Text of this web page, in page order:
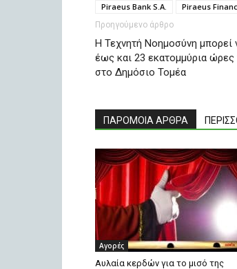
Piraeus Bank S.A.
Piraeus
Προηγούμενο άρθρο
Η Τεχνητή Νοημοσύνη μπορεί
έως και 23 εκατομμύρια
στο Δημόσιο Τομέα
ΠΑΡΟΜΟΙΑ ΑΡΘΡΑ
Αγορές
Αυλαία κερδών για το μισό της